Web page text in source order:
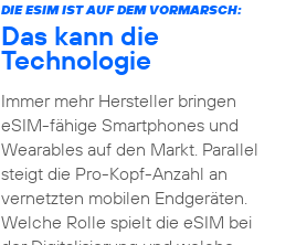
DIE ESIM IST AUF DEM VORMARSCH:
Das kann die
Technologie
Immer mehr Hersteller bringen
eSIM-fähige Smartphones und
Wearables auf den Markt. Parallel
steigt die Pro-Kopf-Anzahl an
vernetzten mobilen Endgeräten.
Welche Rolle spielt die eSIM bei